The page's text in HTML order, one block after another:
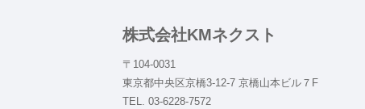
株式会社KMネクスト
〒104-0031
東京都中央区京橋3-12-7 京橋山本ビル７F
TEL. 03-6228-7572